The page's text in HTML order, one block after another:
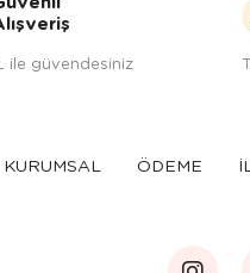
ile güvendesiniz
KURUMSAL ÖDEME